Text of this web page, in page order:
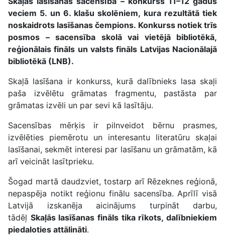
veciem 5. un 6. klašu skolēniem, kura rezultātā tiek
noskaidrots lasīšanas čempions. Konkurss notiek trīs
posmos – sacensība skolā vai vietējā bibliotēkā,
reģionālais fināls un valsts fināls Latvijas Nacionālajā
bibliotēkā (LNB).
Skaļā lasīšana ir konkurss, kurā dalībnieks lasa skaļi
paša izvēlētu grāmatas fragmentu, pastāsta par
grāmatas izvēli un par sevi kā lasītāju.
Sacensības mērķis ir pilnveidot bērnu prasmes,
izvēlēties piemērotu un interesantu literatūru skaļai
lasīšanai, sekmēt interesi par lasīšanu un grāmatām, kā
arī veicināt lasītprieku.
Šogad martā daudzviet, tostarp arī Rēzeknes reģionā,
nepaspēja notikt reģionu finālu sacensība. Aprīlī visā
Latvijā izskanēja aicinājums turpināt darbu,
tādēļ Skaļās lasīšanas fināls tika rīkots, dalībniekiem
piedaloties attālināti.